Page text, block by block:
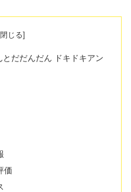
だだんだん ドキドキアン
価